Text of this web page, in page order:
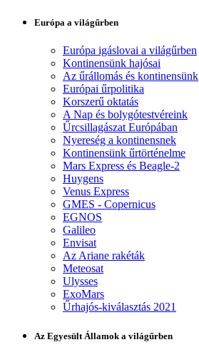
Európa a világűrben
Európa igáslovai a világűrben
Kontinensünk hajósai
Az űrállomás és kontinensünk
Európai űrpolitika
Korszerű oktatás
A Nap és bolygótestvéreink
Űrcsillagászat Európában
Nyereség a kontinensnek
Kontinensünk űrtörténelme
Mars Express és Beagle-2
Huygens
Venus Express
GMES - Copernicus
EGNOS
Galileo
Envisat
Az Ariane rakéták
Meteosat
Ulysses
ExoMars
Űrhajós-kiválasztás 2021
Az Egyesült Államok a világűrben